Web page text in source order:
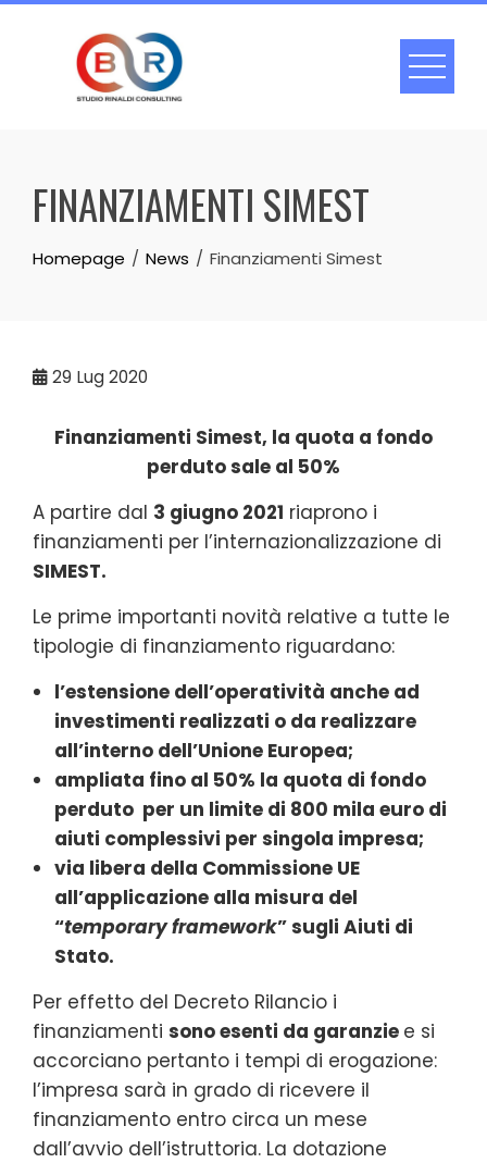
Skip
FINANZIAMENTI SIMEST
Homepage News Finanziamenti Simest
29 Lug 2020
Finanziamenti Simest, la quota a fondo
perduto sale al 50%
A partire dal 3 giugno 2021 riaprono i
finanziamenti per l’internazionalizzazione di
SIMEST.
Le prime importanti novità relative a tutte le
tipologie di finanziamento riguardano:
l’estensione dell’operatività anche ad
investimenti realizzati o da realizzare
all’interno dell’Unione Europea;
ampliata fino al 50% la quota di fondo
perduto per un limite di 800 mila euro di
aiuti complessivi per singola impresa;
via libera della Commissione UE
all’applicazione alla misura del
“temporary framework” sugli Aiuti di
Stato.
Per effetto del Decreto Rilancio i
finanziamenti sono esenti da garanzie e si
accorciano pertanto i tempi di erogazione:
l’impresa sarà in grado di ricevere il
finanziamento entro circa un mese
dall’avvio dell’istruttoria. La dotazione